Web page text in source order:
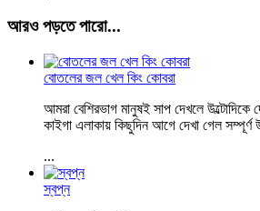
আরও পড়তে পারো...
বোতলের জল খেল কিং কোবরা
আমরা বেশিরভাগ মানুষই সাপ দেখলে
কাইগা এলাকায় কিছুদিন আগে দেখা গেল সম্পূর্ণ
...
স্বপ্ন